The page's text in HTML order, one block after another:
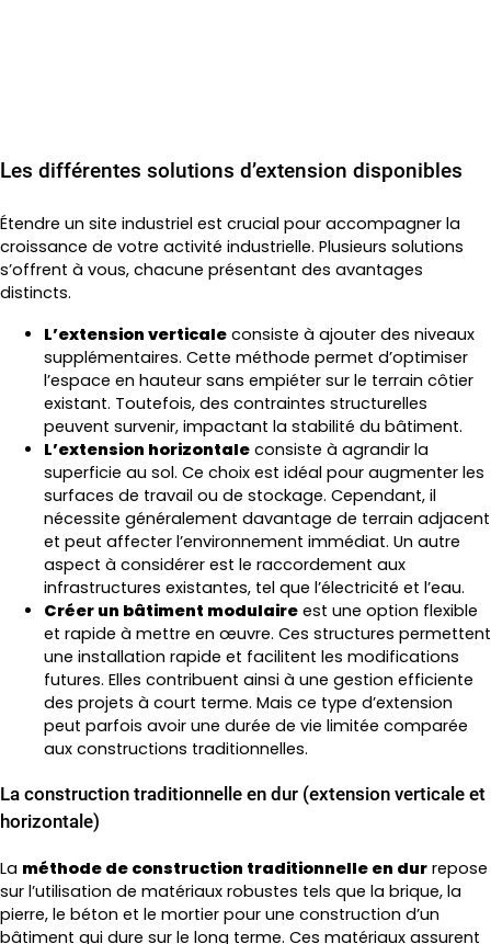
Les différentes solutions d’extension disponibles
Étendre un site industriel est crucial pour accompagner la
croissance de votre activité industrielle. Plusieurs solutions
s’offrent à vous, chacune présentant des avantages
distincts.
L’extension verticale consiste à ajouter des niveaux
supplémentaires. Cette méthode permet d’optimiser
l’espace en hauteur sans empiéter sur le terrain côtier
existant. Toutefois, des contraintes structurelles
peuvent survenir, impactant la stabilité du bâtiment.
L’extension horizontale consiste à agrandir la
superficie au sol. Ce choix est idéal pour augmenter les
surfaces de travail ou de stockage. Cependant, il
nécessite généralement davantage de terrain adjacent
et peut affecter l’environnement immédiat. Un autre
aspect à considérer est le raccordement aux
infrastructures existantes, tel que l’électricité et l’eau.
Créer un bâtiment modulaire est une option flexible
et rapide à mettre en œuvre. Ces structures permettent
une installation rapide et facilitent les modifications
futures. Elles contribuent ainsi à une gestion efficiente
des projets à court terme. Mais ce type d’extension
peut parfois avoir une durée de vie limitée comparée
aux constructions traditionnelles.
La construction traditionnelle en dur (extension verticale et
horizontale)
La méthode de construction traditionnelle en dur repose
sur l’utilisation de matériaux robustes tels que la brique, la
pierre, le béton et le mortier pour une construction d’un
bâtiment qui dure sur le long terme. Ces matériaux assurent